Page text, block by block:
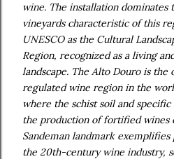
wine. The installation dominates
vineyards characteristic of this
UNESCO as the Cultural
Region, recognized as a living
landscape. The Alto Douro is the
regulated wine region in the
where the schist soil and
the production of fortified wines
Sandeman landmark
the 20th-century wine industry,